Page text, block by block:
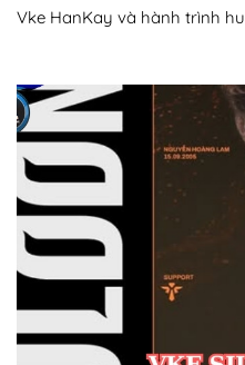
Vke HanKay và hành trình